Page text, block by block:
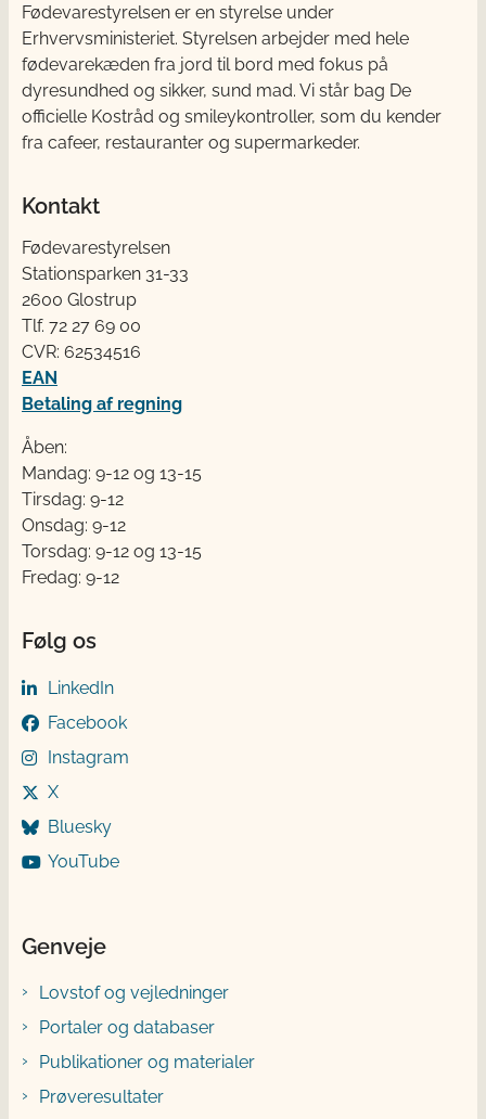
Fødevarestyrelsen er en styrelse under
Erhvervsministeriet. Styrelsen arbejder med hele
fødevarekæden fra jord til bord med fokus på
dyresundhed og sikker, sund mad. Vi står bag De
officielle Kostråd og smileykontroller, som du kender
fra cafeer, restauranter og supermarkeder.
Kontakt
Fødevarestyrelsen
Stationsparken 31-33
2600 Glostrup
Tlf. 72 2​​​7 69 00
CVR: 62534516
EAN
Betaling af regning
Åben:
Mandag: 9-12 og 13-15
Tirsdag: 9-12
Onsdag: 9-12
Torsdag: 9-12 og 13-15
Fredag: 9-12
Følg os
LinkedIn
Facebook
Instagram
X
Bluesky
YouTube
Genveje
Lovstof og vejledninger
Portaler og databaser
Publikationer og materialer
Prøveresultater